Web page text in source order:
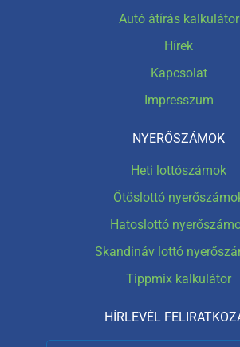
Autó átírás kalkulátor
Hírek
Kapcsolat
Impresszum
NYERŐSZÁMOK
Heti lottószámok
Ötöslottó
Hatoslottó
Skandináv lottó
Tippmix kalkulátor
HÍRLEVÉL